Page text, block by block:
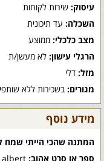
עיסוק: שירות לקוחות
השכלה: עד תיכונית
מצב כלכלי: ממוצע
הרגלי עישון: לא מעשן/ת
מזל: דלי
מגורים: בשכירות ללא
מידע נוסף
המתנה שהכי הייתי שמח
ספר או סרט אהוב: albert